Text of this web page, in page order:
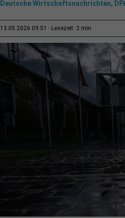
Deutsche Wirtschaftsnachrichten,
13.05.2026 09:51 Lesezeit: 2 min